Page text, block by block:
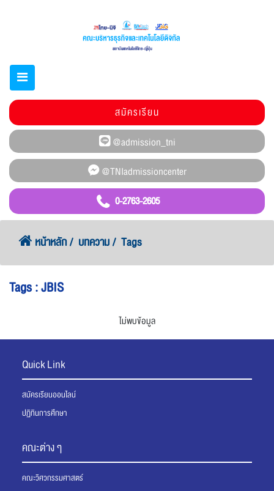
0-2763-2605
สมัครเรียน
หน้าหลัก บทความ Tags
Tags : JBIS
ไม่พบข้อมูล
Quick Link
สมัครเรียนออนไลน์
ปฏิทินการศึกษา
คณะต่าง ๆ
คณะวิศวกรรมศาสตร์